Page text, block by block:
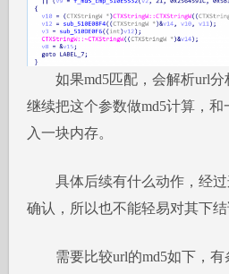
如果md5匹配，会解析url
继续把这个参数做md5计算，和
入一块内存。
具体后续有什么动作，经
确认，所以也不能轻易对其下结
需要比较url的md5如下，